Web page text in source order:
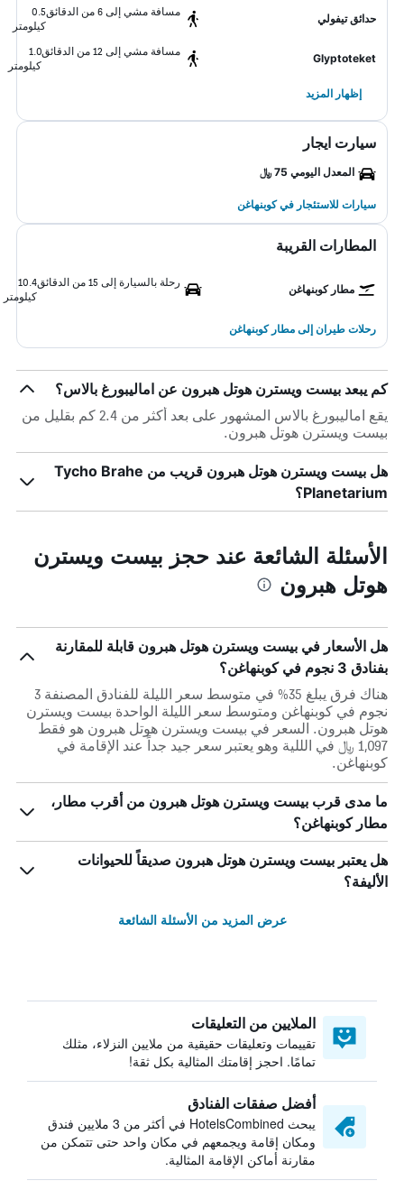
حدائق تيفولي
مسافة مشي إلى 6 من الدقائق
0.5
كيلومتر
Glyptoteket
مسافة مشي إلى 12 من الدقائق
1.0
كيلومتر
إظهار المزيد
سيارت ايجار
المعدل اليومي 75 ﷼
سيارات للاستئجار في كوبنهاغن
المطارات القريبة
مطار كوبنهاغن
رحلة بالسيارة إلى 15 من الدقائق
10.4
كيلومتر
رحلات طيران إلى مطار كوبنهاغن
كم يبعد بيست ويسترن هوتل هبرون عن اماليبورغ بالاس؟
يقع اماليبورغ بالاس المشهور على بعد أكثر من 2.4 كم بقليل من
بيست ويسترن هوتل هبرون.
هل بيست ويسترن هوتل هبرون قريب من Tycho Brahe
Planetarium؟
الأسئلة الشائعة عند حجز بيست ويسترن
هوتل هبرون
هل الأسعار في بيست ويسترن هوتل هبرون قابلة للمقارنة
بفنادق 3 نجوم في كوبنهاغن؟
هناك فرق يبلغ 35% في متوسط ​​سعر الليلة للفنادق المصنفة 3
نجوم في كوبنهاغن ومتوسط ​​سعر الليلة الواحدة بيست ويسترن
هوتل هبرون. السعر في بيست ويسترن هوتل هبرون هو فقط
1,097 ﷼ في الللية وهو يعتبر سعر جيد جداً عند الإقامة في
كوبنهاغن.
ما مدى قرب بيست ويسترن هوتل هبرون من أقرب مطار،
مطار كوبنهاغن؟
هل يعتبر بيست ويسترن هوتل هبرون صديقاً للحيوانات
الأليفة؟
عرض المزيد من الأسئلة الشائعة
الملايين من التعليقات
تقييمات وتعليقات حقيقية من ملايين النزلاء، مثلك
تمامًا. احجز إقامتك المثالية بكل ثقة!
أفضل صفقات الفنادق
يبحث HotelsCombined في أكثر من 3 ملايين فندق
ومكان إقامة ويجمعهم في مكان واحد حتى تتمكن من
مقارنة أماكن الإقامة المثالية.